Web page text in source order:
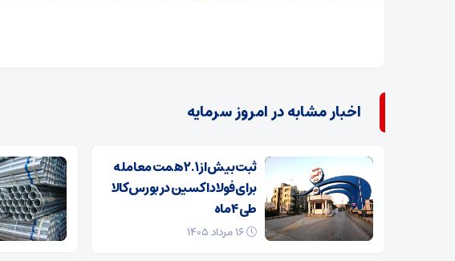
اخبار مشابه در امروز سرمایه
ثبت بیش از ۲.۱ همت معامله
برای فولاد اکسین در بورس کالا
طی ۴ ماه